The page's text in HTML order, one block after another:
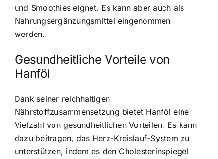
und Smoothies eignet. Es kann aber auch als
Nahrungsergänzungsmittel eingenommen
werden.
Gesundheitliche Vorteile von
Hanföl
Dank seiner reichhaltigen
Nährstoffzusammensetzung bietet Hanföl eine
Vielzahl von gesundheitlichen Vorteilen. Es kann
dazu beitragen, das Herz-Kreislauf-System zu
unterstützen, indem es den Cholesterinspiegel